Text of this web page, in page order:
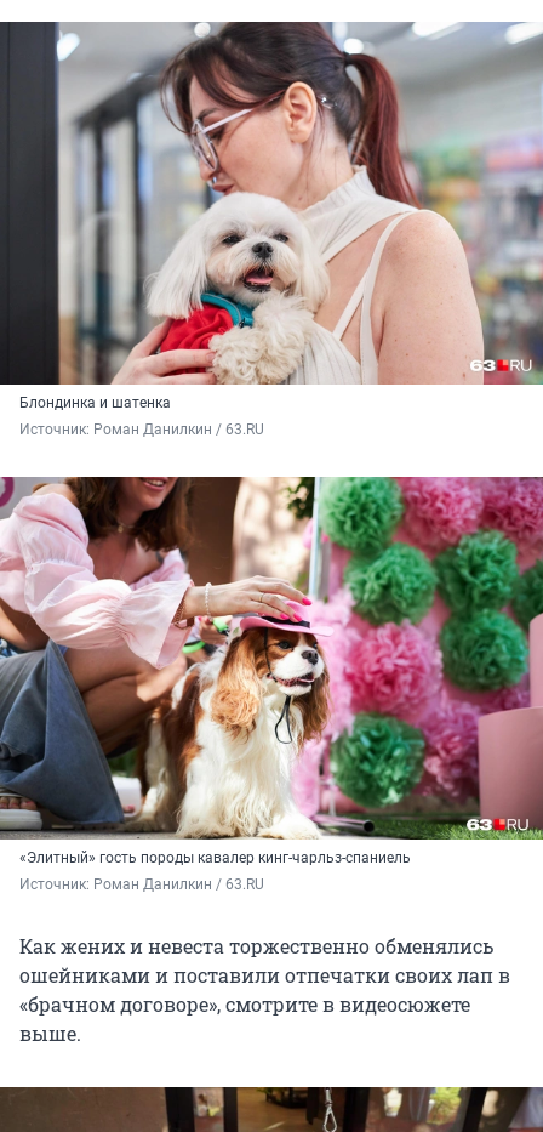
Блондинка и шатенка
Источник: Роман Данилкин / 63.RU
«Элитный» гость породы кавалер кинг-чарльз-спаниель
Источник: Роман Данилкин / 63.RU
Как жених и невеста торжественно обменялись
ошейниками и поставили отпечатки своих лап в
«брачном договоре», смотрите в видеосюжете
выше.